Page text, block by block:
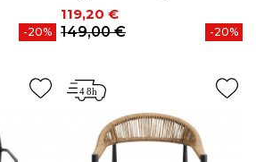
-20%
Prix
119,20 €
Prix de base
149,00 €
-20%